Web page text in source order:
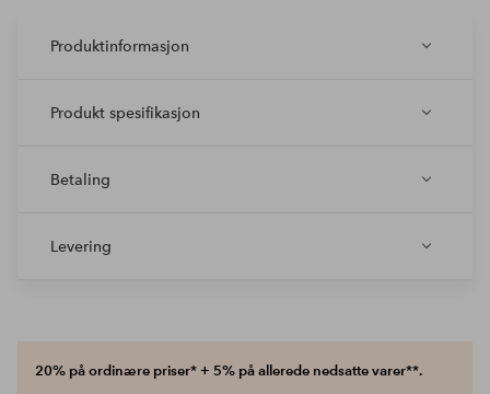
Produktinformasjon
Produkt spesifikasjon
Betaling
Levering
20% på ordinære priser* + 5% på allerede nedsatte varer**.